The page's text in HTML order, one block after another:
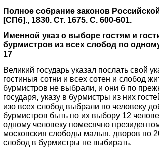
Полное собрание законов
[СПб]., 1830. Ст. 1675. С. 600-601.
Именной указ о выборе гостям и
бурмистров из всех слобод по
17
Великий государь указал послать свой
гостиныя сотни и всех сотен и слобод
бурмистров не выбрали, и они б по
государя, указу в бурмистры из них
изо всех слобод выбрали по человеку
бурмистров быть по их выбору 12
одному человеку помесячно
московския слободы малыя, дворов по
слобод в бурмистры не выбирать.